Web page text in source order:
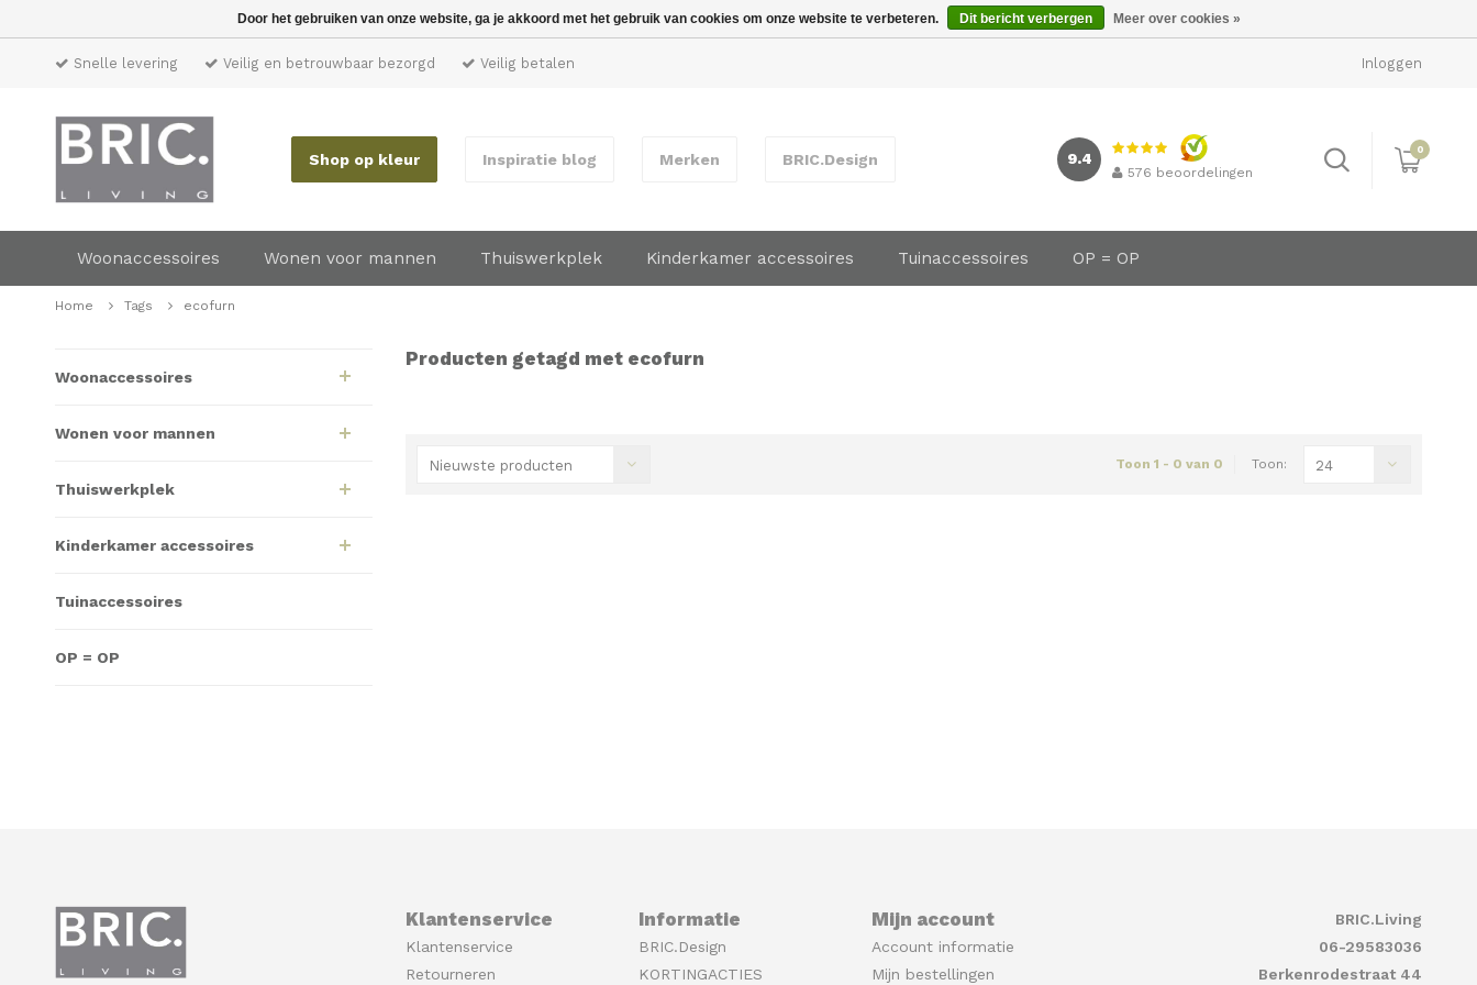
Snelle levering Veilig en betrouwbaar bezorgd Veilig betalen Inloggen
Shop op kleur Inspiratie blog Merken BRIC.Design 9.4
576 beoordelingen
0
Woonaccessoires Wonen voor mannen Thuiswerkplek Kinderkamer accessoires Tuinaccessoires OP = OP
Home Tags ecofurn
Woonaccessoires
Wonen voor mannen
Thuiswerkplek
Kinderkamer accessoires
Tuinaccessoires
OP = OP
Producten getagd met ecofurn
Nieuwste producten Toon 1 - 0 van 0 Toon: 24
Klantenservice
Klantenservice
Retourneren
Informatie
BRIC.Design
KORTINGACTIES
Mijn account
Account informatie
Mijn bestellingen
BRIC.Living
06-29583036
Berkenrodestraat 44
Door het gebruiken van onze website, ga je akkoord met het gebruik van cookies om onze website te verbeteren. Dit bericht verbergen Meer over cookies »